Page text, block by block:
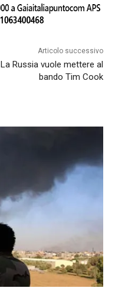
Articolo successivo
La Russia vuole mettere al
bando Tim Cook